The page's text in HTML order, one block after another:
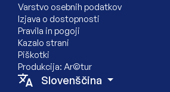
Varstvo osebnih podatkov
Izjava o dostopnosti
Pravila in pogoji
Kazalo strani
Piškotki
Produkcija: Ar©tur
Slovenščina